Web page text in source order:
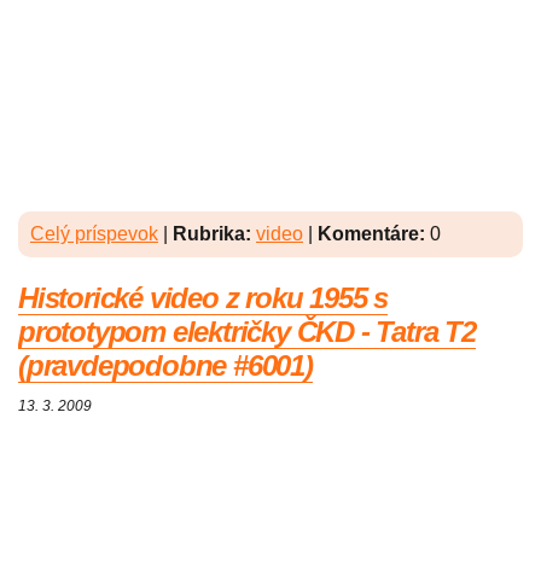
Celý príspevok Rubrika: video Komentáre: 0
Historické video z roku 1955 s
prototypom električky ČKD - Tatra T2
(pravdepodobne #6001)
13. 3. 2009